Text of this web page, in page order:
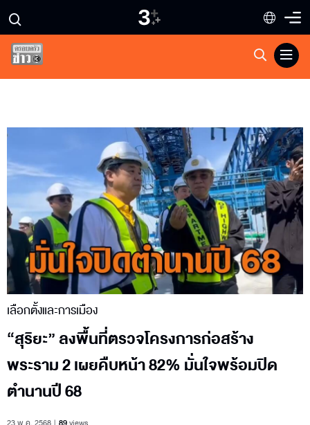
เลือกตั้งและการเมือง
“สุริยะ” ลงพื้นที่ตรวจโครงการก่อสร้าง
พระราม 2 เผยคืบหน้า 82% มั่นใจพร้อมปิด
ตำนานปี 68